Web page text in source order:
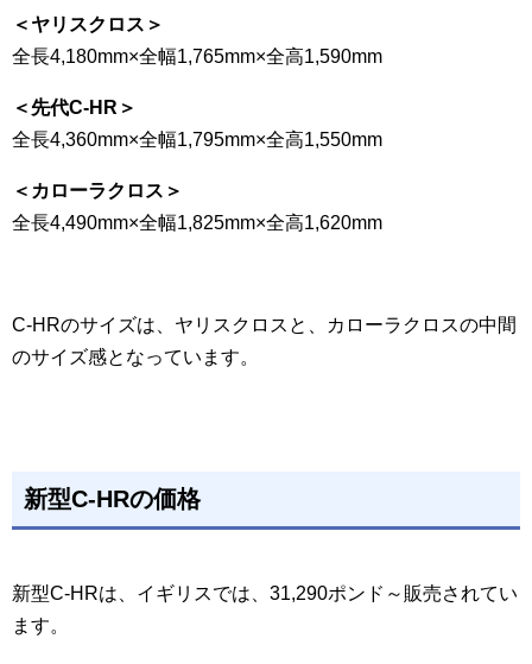
＜ヤリスクロス＞
全長4,180mm×全幅1,765mm×全高1,590mm
＜先代C-HR＞
全長4,360mm×全幅1,795mm×全高1,550mm
＜カローラクロス＞
全長4,490mm×全幅1,825mm×全高1,620mm
C-HRのサイズは、ヤリスクロスと、カローラクロスの中間
のサイズ感となっています。
新型C-HRの価格
新型C-HRは、イギリスでは、31,290ポンド～販売されてい
ます。